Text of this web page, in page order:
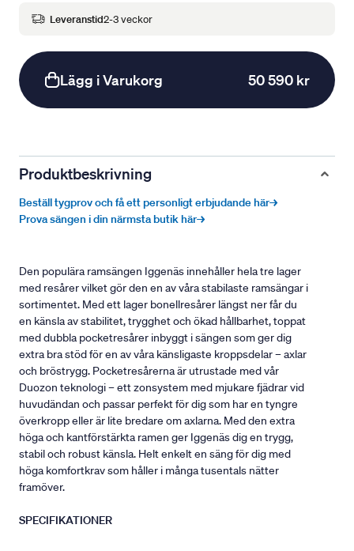
Leveranstid2-3 veckor
Lägg i Varukorg 50 590 kr
Produktbeskrivning
Beställ tygprov och få ett personligt erbjudande här→
Prova sängen i din närmsta butik här→
Den populära ramsängen Iggenäs innehåller hela tre lager
med resårer vilket gör den en av våra stabilaste ramsängar i
sortimentet. Med ett lager bonellresårer längst ner får du
en känsla av stabilitet, trygghet och ökad hållbarhet, toppat
med dubbla pocketresårer inbyggt i sängen som ger dig
extra bra stöd för en av våra känsligaste kroppsdelar – axlar
och bröstrygg. Pocketresårerna är utrustade med vår
Duozon teknologi – ett zonsystem med mjukare fjädrar vid
huvudändan och passar perfekt för dig som har en tyngre
överkropp eller är lite bredare om axlarna. Med den extra
höga och kantförstärkta ramen ger Iggenäs dig en trygg,
stabil och robust känsla. Helt enkelt en säng för dig med
höga komfortkrav som håller i många tusentals nätter
framöver.
SPECIFIKATIONER